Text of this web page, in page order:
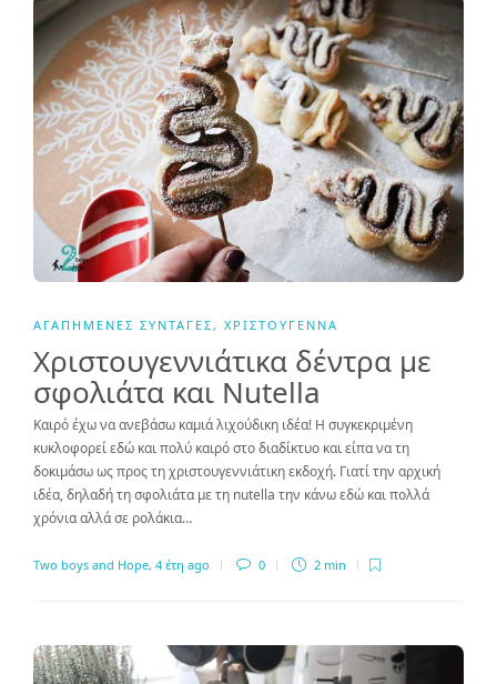
ΑΓΑΠΗΜΈΝΕΣ ΣΥΝΤΑΓΈΣ , ΧΡΙΣΤΟΎΓΕΝΝΑ
Χριστουγεννιάτικα δέντρα με
σφολιάτα και Nutella
Καιρό έχω να ανεβάσω καμιά λιχούδικη ιδέα! Η συγκεκριμένη
κυκλοφορεί εδώ και πολύ καιρό στο διαδίκτυο και είπα να τη
δοκιμάσω ως προς τη χριστουγεννιάτικη εκδοχή. Γιατί την αρχική
ιδέα, δηλαδή τη σφολιάτα με τη nutella την κάνω εδώ και πολλά
χρόνια αλλά σε ρολάκια…
Two boys and Hope, 4 έτη ago 0 2 min